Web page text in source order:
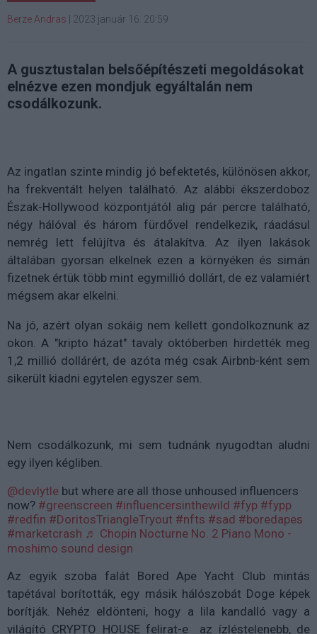
Berze Andras 2023 január 16. 20:59
A gusztustalan belsőépítészeti megoldásokat
elnézve ezen mondjuk egyáltalán nem
csodálkozunk.
Az ingatlan szinte mindig jó befektetés, különösen akkor,
ha frekventált helyen található. Az alábbi ékszerdoboz
Észak-Hollywood központjától alig pár percre található,
négy hálóval és három fürdővel rendelkezik, ráadásul
nemrég lett felújítva és átalakítva. Az ilyen lakások
általában gyorsan elkelnek ezen a környéken és simán
fizetnek értük több mint egymillió dollárt, de ez valamiért
mégsem akar elkelni.
Na jó, azért olyan sokáig nem kellett gondolkoznunk az
okon. A "kripto házat" tavaly októberben hirdették meg
1,2 millió dollárért, de azóta még csak Airbnb-ként sem
sikerült kiadni egytelen egyszer sem.
Nem csodálkozunk, mi sem tudnánk nyugodtan aludni
egy ilyen kégliben.
@devlytle but where are all those unhoused influencers
now? #greenscreen #influencersinthewild #fyp #fypp
#redfin #DoritosTriangleTryout #nfts #sad #boredapes
#marketcrash ♬ Chopin Nocturne No. 2 Piano Mono -
moshimo sound design
Az egyik szoba falát Bored Ape Yacht Club mintás
tapétával borították, egy másik hálószobát Doge képek
borítják. Nehéz eldönteni, hogy a lila kandalló vagy a
világító CRYPTO HOUSE felirat-e az ízléstelenebb, de